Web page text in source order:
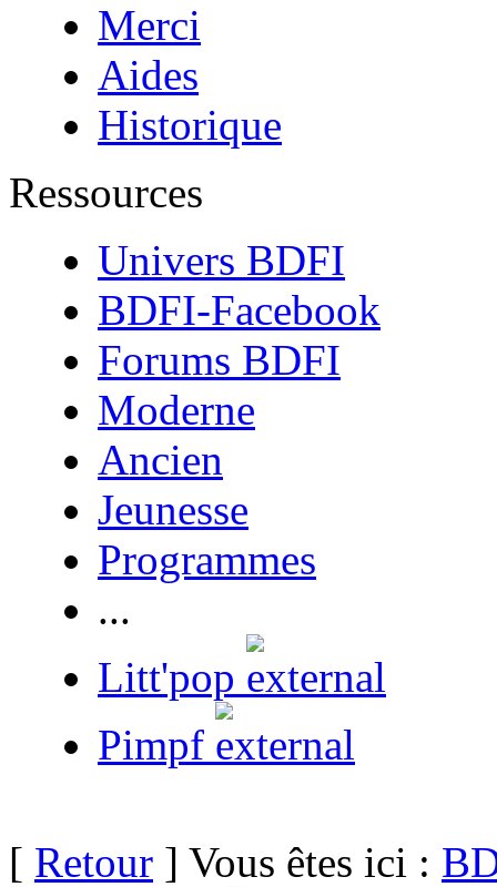
Merci
Aides
Historique
Ressources
Univers BDFI
BDFI-Facebook
Forums BDFI
Moderne
Ancien
Jeunesse
Programmes
...
Litt'pop
Pimpf
[ Retour ] Vous êtes ici :